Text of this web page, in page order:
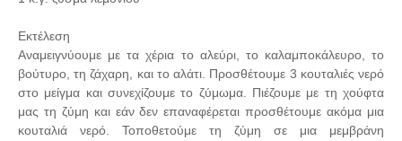
Εκτέλεση
Αναμειγνύουμε με τα χέρια το αλεύρι, το καλαμποκάλευρο, το
βούτυρο, τη ζάχαρη, και το αλάτι. Προσθέτουμε 3 κουταλιές νερό
στο μείγμα και συνεχίζουμε το ζύμωμα. Πιέζουμε με τη χούφτα
μας τη ζύμη και εάν δεν επαναφέρεται προσθέτουμε ακόμα μια
κουταλιά νερό. Τοποθετούμε τη ζύμη σε μια μεμβράνη